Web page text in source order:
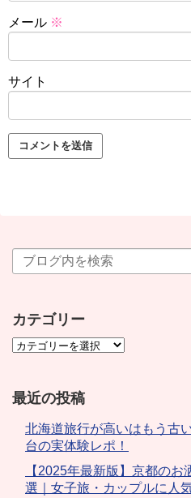
メール ※
サイト
カテゴリー
最近の投稿
北海道旅行が高いはもう古
台の実体験レポ！
【2025年最新版】京都の
選｜女子旅・カップルに人